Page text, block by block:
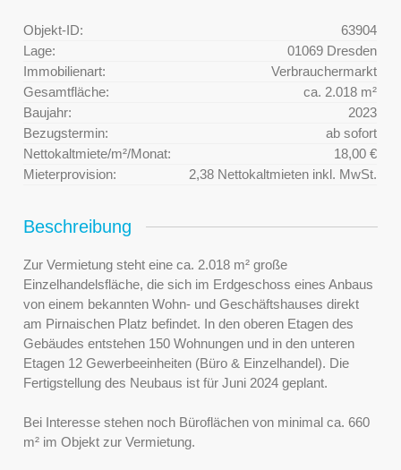
Objekt-ID:
63904
Lage:
01069 Dresden
Immobilienart:
Verbrauchermarkt
Gesamtfläche:
ca. 2.018 m²
Baujahr:
2023
Bezugstermin:
ab sofort
Nettokaltmiete/m²/Monat:
18,00 €
Mieterprovision:
2,38 Nettokaltmieten inkl. MwSt.
Beschreibung
Zur Vermietung steht eine ca. 2.018 m² große
Einzelhandelsfläche, die sich im Erdgeschoss eines Anbaus
von einem bekannten Wohn- und Geschäftshauses direkt
am Pirnaischen Platz befindet. In den oberen Etagen des
Gebäudes entstehen 150 Wohnungen und in den unteren
Etagen 12 Gewerbeeinheiten (Büro & Einzelhandel). Die
Fertigstellung des Neubaus ist für Juni 2024 geplant.
Bei Interesse stehen noch Büroflächen von minimal ca. 660
m² im Objekt zur Vermietung.